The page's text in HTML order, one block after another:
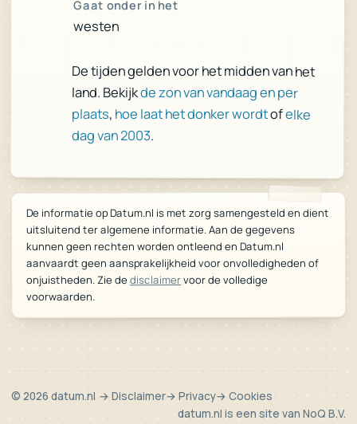
Gaat onder in het
westen
De tijden gelden voor het midden van het
land. Bekijkde zon van vandaag en per
plaats, hoe laat het donker wordtofelke
dag van 2003.
De informatie op Datum.nl is met zorg samengesteld en dient
uitsluitend ter algemene informatie. Aan de gegevens
kunnen geen rechten worden ontleend en Datum.nl
aanvaardt geen aansprakelijkheid voor onvolledigheden of
onjuistheden. Zie dedisclaimervoor de volledige
voorwaarden.
© 2026 datum.nl → Disclaimer→ Privacy→ Cookies
datum.nl is een site van NoQ B.V.